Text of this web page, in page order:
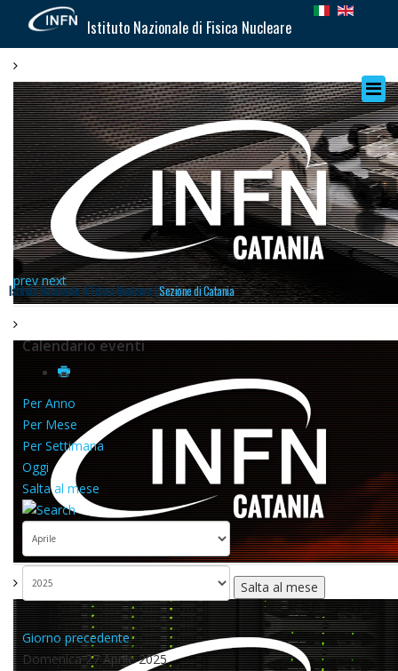
Istituto Nazionale di Fisica Nucleare
prev next
Istituto Nazionale di Fisica Nucleare |Sezione di Catania
Calendario eventi
Per Anno
Per Mese
Per Settimana
Oggi
Salta al mese
Salta al mese
Giorno precedente
Domenica 27 Aprile 2025